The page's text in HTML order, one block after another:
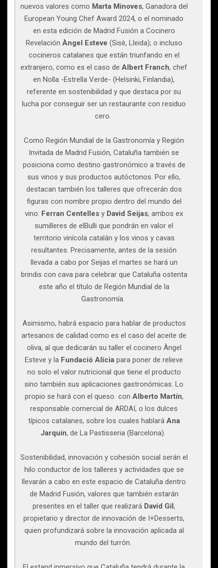
nuevos valores como Marta Minoves, Ganadora del
European Young Chef Award 2024, o el nominado
en esta edición de Madrid Fusión a Cocinero
Revelación Àngel Esteve (Sisè, Lleida); o incluso
cocineros catalanes que están triunfando en el
extranjero, como es el caso de Albert Franch, chef
en Nolla -Estrella Verde- (Helsinki, Finlandia),
referente en sostenibilidad y que destaca por su
lucha por conseguir ser un restaurante con residuo
cero.
Como Región Mundial de la Gastronomía y Región
Invitada de Madrid Fusión, Cataluña también se
posiciona como destino gastronómico a través de
sus vinos y sus productos autóctonos. Por ello,
destacan también los talleres que ofrecerán dos
figuras con nombre propio dentro del mundo del
vino: Ferran Centelles y David Seijas, ambos ex
sumilleres de elBulli que pondrán en valor el
territorio vinícola catalán y los vinos y cavas
resultantes. Precisamente, antes de la sesión
llevada a cabo por Seijas el martes se hará un
brindis con cava para celebrar que Cataluña ostenta
este año el título de Región Mundial de la
Gastronomía.
Asimismo, habrá espacio para hablar de productos
artesanos de calidad como es el caso del aceite de
oliva, al que dedicarán su taller el cocinero Àngel
Esteve y la Fundació Alícia para poner de relieve
no solo el valor nutricional que tiene el producto
sino también sus aplicaciones gastronómicas. Lo
propio se hará con el queso con Alberto Martín,
responsable comercial de ARDAI, o los dulces
típicos catalanes, sobre los cuales hablará Ana
Jarquín, de La Pastisseria (Barcelona).
Sostenibilidad, innovación y cohesión social serán el
hilo conductor de los talleres y actividades que se
llevarán a cabo en este espacio de Cataluña dentro
de Madrid Fusión, valores que también estarán
presentes en el taller que realizará David Gil,
propietario y director de innovación de I+Desserts,
quien profundizará sobre la innovación aplicada al
mundo del turrón.